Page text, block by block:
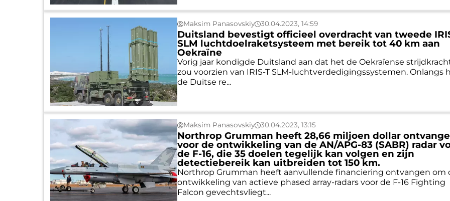
Maksim Panasovskiy 30.04.2023, 14:59
Duitsland bevestigt officieel overdracht van tweede
SLM luchtdoelraketsysteem met bereik tot 40 km aan
Oekraïne
Vorig jaar kondigde Duitsland aan dat het de Oekraïense
zou voorzien van IRIS-T SLM-luchtverdedigingssystemen. Onlangs
de Duitse re...
Maksim Panasovskiy 30.04.2023, 13:15
Northrop Grumman heeft 28,66 miljoen dollar
voor de ontwikkeling van de AN/APG-83 (SABR) radar
de F-16, die 35 doelen tegelijk kan volgen en zijn
detectiebereik kan uitbreiden tot 150 km.
Northrop Grumman heeft aanvullende financiering ontvangen om
ontwikkeling van actieve phased array-radars voor de F-16 Fighting
Falcon gevechtsvliegt...